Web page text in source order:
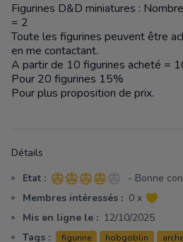
Description
Figurines D&D miniatures :
= 2
Toute les figurines peuvent être
en me contactant.
A partir de 10 figurines acheté =
Pour 20 figurines 15%
Pour plus proposition de prix.
Détails
Etat : 4 sur 5 étoiles
- Bonne
Membres intéressés : 0 x
Mis en ligne le : 12/10/2025
Tags :
figurine hobgoblin